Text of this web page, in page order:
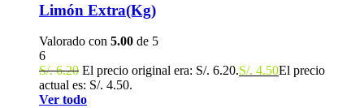
Limón Extra(Kg)
Valorado con 5.00 de 5
6
S/.6.20 El precio original era: S/. 6.20.S/. 4.50El precio
actual es: S/. 4.50.
Ver todo